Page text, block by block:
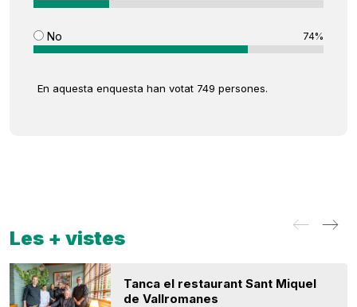
No 74%
En aquesta enquesta han votat 749 persones.
Les + vistes
Tanca el restaurant Sant Miquel
de Vallromanes